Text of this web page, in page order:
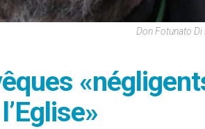
Don Fotunato Di